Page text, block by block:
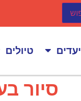
יעדים טיולים
סיור